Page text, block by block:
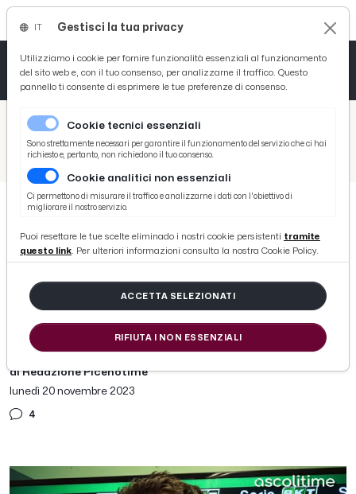
/ Picenotime
/ Ascoli Time
Ascoli Calcio, Botteghin pronto a tornare in campo dopo un mese e mezzo ai box. Nove le sue presenze stagionali
Ascoli Calcio, Botteghin pronto a
tornare in campo dopo un mese e
mezzo ai box. Nove le sue presenze
stagionali
di Redazione Picenotime
lunedì 20 novembre 2023
4
Gestisci la tua privacy
Utilizziamo i cookie per fornire funzionalità essenziali al funzionamento
del sito web e, con il tuo consenso, per analizzarne il traffico. Questo
pannello ti consente di esprimere le tue preferenze di consenso.
Cookie tecnici essenziali
Sono strettamente necessari per garantire il funzionamento del servizio che ci hai
richiesto e, pertanto, non richiedono il tuo consenso.
Cookie analitici non essenziali
Ci permettono di misurare il traffico e analizzarne i dati con l'obiettivo di
migliorare il nostro servizio.
Puoi resettare le tue scelte eliminado i nostri cookie persistenti tramite
questo link. Per ulteriori informazioni consulta la nostra Cookie Policy.
ACCETTA SELEZIONATI
RIFIUTA I NON ESSENZIALI
Tutto News
Tutto Sport
Basket
Ciclismo
Tutto Curiosità